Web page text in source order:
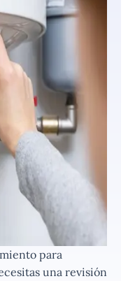
para
una revisión